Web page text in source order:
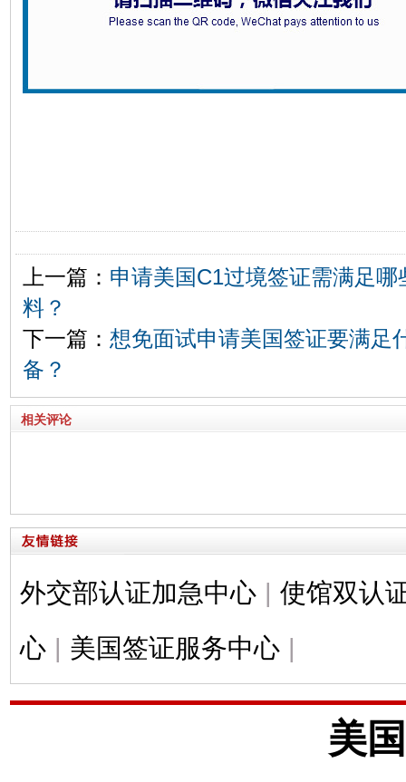
上一篇： 申请美国C1过境签证需满足
料？
下一篇： 想免面试申请美国签证要满足
备？
相关评论
外交部认证加急中心 | 使馆双认
心 | 美国签证服务中心 |
美国